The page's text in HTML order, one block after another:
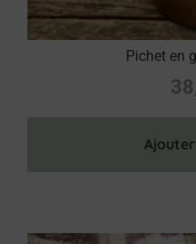
Pichet en